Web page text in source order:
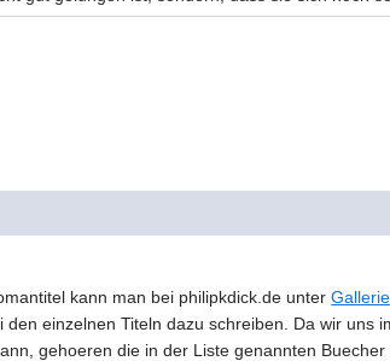
kann man bei philipkdick.de unterGallerie
einzelnen Titeln dazu schreiben. Da wir uns
gehoeren die in der Liste genannten